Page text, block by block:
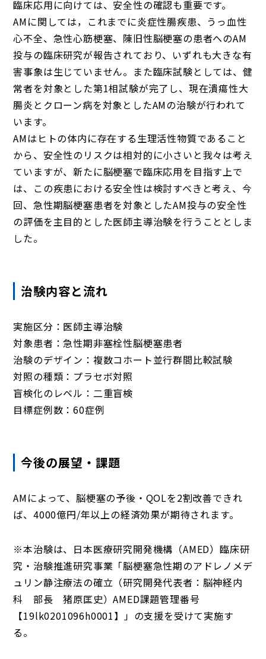
臨床応用に向けては、安全性の確認も重要です。
AMに関しては，これまでに炎症性腸疾患、うっ血性
心不全、急性心筋梗塞、陳旧性脳梗塞の患者へのAM
投与の臨床研究が報告されており、いずれも大きな有
害事象は生じていません。また臨床試験としては、健
常者を対象とした第1相試験が完了し、現在潰瘍性大
腸炎とクローン病を対象としたAMの治験が行われて
います。
AMはヒトの体内に存在する生理活性物質であること
から、安全性のリスクは相対的に小さいと我々は考え
ていますが、新たに脳梗塞で臨床応用を目指す上で
は、この疾患における安全性は検討すべきと考え、今
回、急性期脳梗塞患者を対象としたAM投与の安全性
の評価を主目的とした医師主導治験を行うこととしま
した。
治験内容と流れ
実施区分：医師主導治験
対象患者：急性期非塞栓性脳梗塞患者
治験のデザイン：複数コホート並行群間比較試験
対照の種類：プラセボ対照
盲検化のレベル：二重盲検
目標症例数：60症例
今後の展望・課題
AMによって、脳梗塞の予後・QOLを2割改善できれ
ば、4000億円/年以上の経済効果が期待されます。
※本治験は、日本医療研究開発機構（AMED）臨床研
究・治験推進研究事業「脳梗塞急性期のアドレノメデ
ュリン静注療法の確立（研究開発代表者：脳神経内
科 部長 猪原匡史）AMED課題管理番号
【19lk0201096h0001】」の支援を受けて実施す
る。